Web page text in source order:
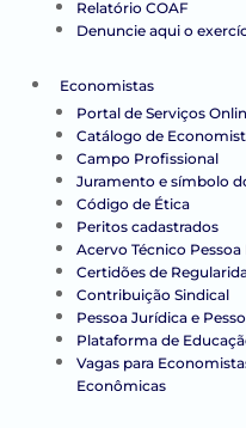
Relatório COAF
Denuncie aqui o
Economistas
Portal de Serviços
Catálogo de
Campo Profissional
Juramento e símbolo
Código de Ética
Peritos cadastrados
Acervo Técnico Pessoa
Certidões de
Contribuição Sindical
Pessoa Jurídica e
Plataforma de
Vagas para
Econômicas